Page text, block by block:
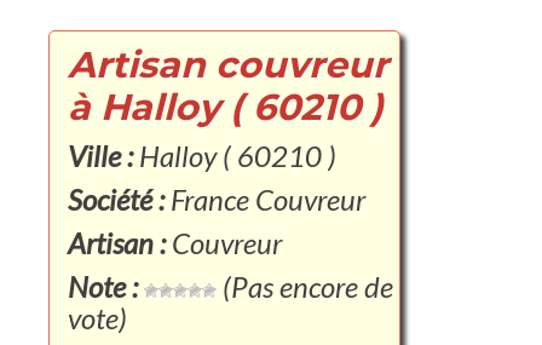
Artisan couvreur
à Halloy ( 60210 )
Ville :Halloy ( 60210 )
Société :France Couvreur
Artisan :Couvreur
Note :
(Pas encore de
vote)